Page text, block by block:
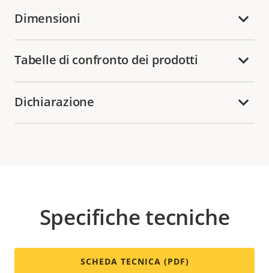
Dimensioni
Tabelle di confronto dei prodotti
Dichiarazione
Specifiche tecniche
SCHEDA TECNICA (PDF)